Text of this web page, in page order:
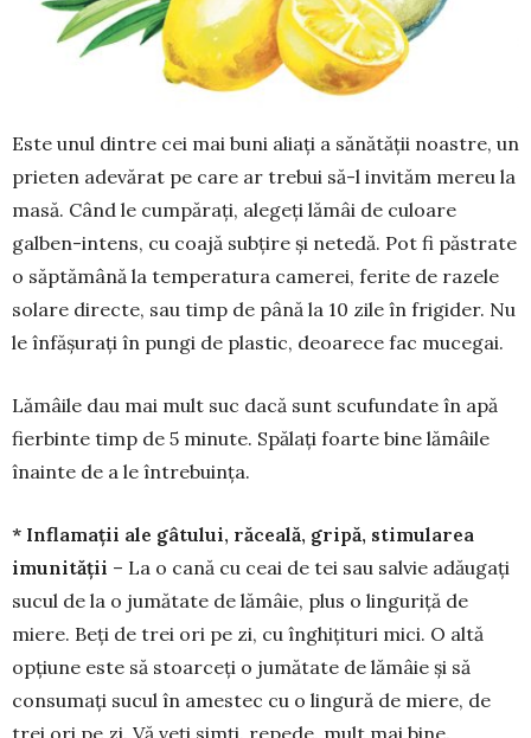
Este unul dintre cei mai buni aliați a sănătății noastre, un
prieten adevărat pe care ar trebui să-l invităm mereu la
masă. Când le cumpărați, alegeți lămâi de culoare
galben-intens, cu coajă subţire şi netedă. Pot fi păstrate
o săptămână la temperatura camerei, ferite de razele
solare directe, sau timp de până la 10 zile în frigider. Nu
le înfășurați în pungi de plastic, deoarece fac mucegai.
Lămâile dau mai mult suc dacă sunt scufundate în apă
fierbinte timp de 5 minute. Spălați foarte bine lămâile
înainte de a le întrebuința.
* Inflamații ale gâtului, răceală, gripă, stimularea
imunității – La o cană cu ceai de tei sau salvie adăugați
sucul de la o jumătate de lă­mâie, plus o linguriță de
miere. Beți de trei ori pe zi, cu înghițituri mici. O altă
opțiune este să stoar­ceți o jumătate de lămâie și să
consumați sucul în amestec cu o lingură de miere, de